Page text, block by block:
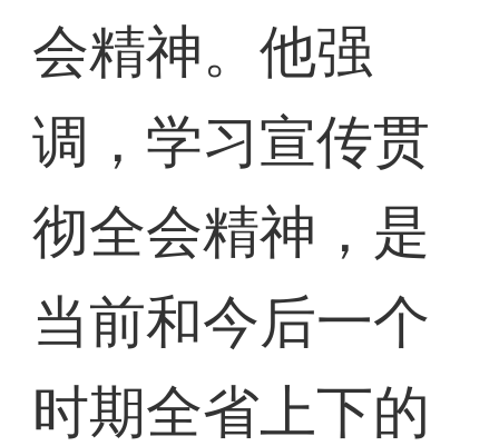
会精神。他强
调，学习宣传贯
彻全会精神，是
当前和今后一个
时期全省上下的